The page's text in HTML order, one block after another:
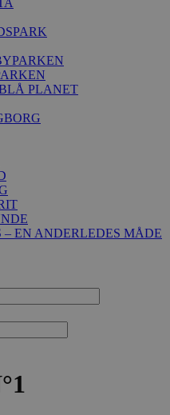
PLANET
EN ANDERLEDES MÅDE